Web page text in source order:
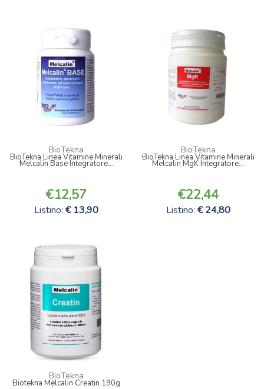
BioTekna
BioTekna Linea Vitamine Minerali
Melcalin Base Integratore...
12,57
Listino: 13,90
BioTekna
BioTekna Linea Vitamine Minerali
Melcalin MgK Integratore...
22,44
Listino: 24,80
BioTekna
Biotekna Melcalin Creatin 190g